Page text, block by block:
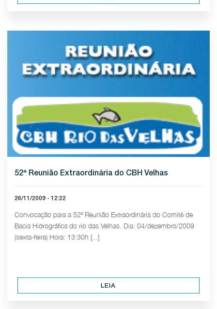
52ª Reunião Extraordinária do CBH Velhas
26/11/2009 - 12:22
Convocação para a 52ª Reunião Extraordinária do Comitê de
Bacia Hidrográfica do rio das Velhas. Dia: 04/dezembro/2009
(sexta-feira) Hora: 13:30h [...]
LEIA